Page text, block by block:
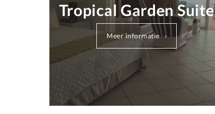
Tropical Garden Suite
Meer informatie